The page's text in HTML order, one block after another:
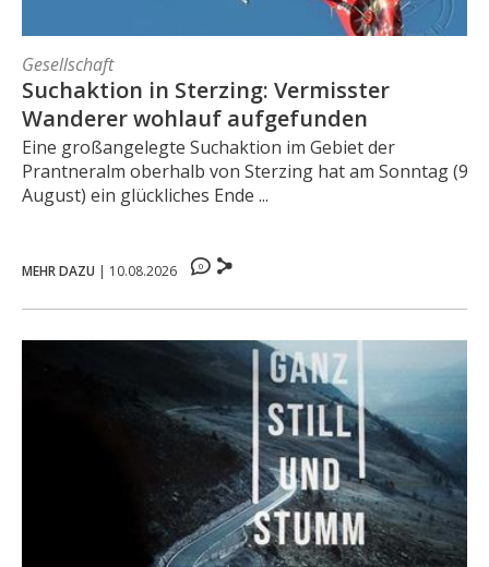
Gesellschaft
Suchaktion in Sterzing: Vermisster
Wanderer wohlauf aufgefunden
Eine großangelegte Suchaktion im Gebiet der
Prantneralm oberhalb von Sterzing hat am Sonntag (9.
August) ein glückliches Ende ...
MEHR DAZU | 10.08.2026 0